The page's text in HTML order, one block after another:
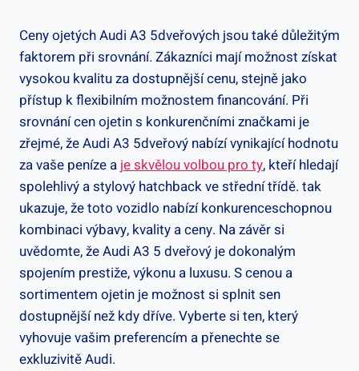
Ceny ojetých Audi A3 5dveřových jsou také důležitým
faktorem při srovnání. Zákazníci mají možnost získat
vysokou kvalitu za dostupnější cenu, stejně jako
přístup k flexibilním možnostem financování. Při
srovnání cen ojetin s konkurenčními značkami je
zřejmé, že Audi A3 5dveřový nabízí vynikající hodnotu
za vaše peníze a je skvělou volbou pro ty, kteří hledají
spolehlivý a stylový hatchback ve střední třídě. tak
ukazuje, že toto vozidlo nabízí konkurenceschopnou
kombinaci výbavy, kvality a ceny. Na závěr si
uvědomte, že Audi A3 5 dveřový je dokonalým
spojením prestiže, výkonu a luxusu. S cenou a
sortimentem ojetin je možnost si splnit sen
dostupnější než kdy dříve. Vyberte si ten, který
vyhovuje vašim preferencím a přenechte se
exkluzivitě Audi.